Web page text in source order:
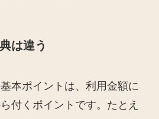
は違う
本ポイントは、利用金額に
付くポイントです。たとえ